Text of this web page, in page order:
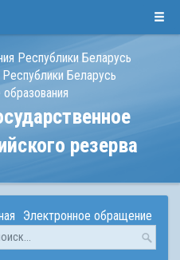
ENG
Республики Беларусь
Беларусь
резерва
Электронное обращение